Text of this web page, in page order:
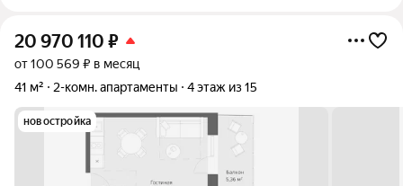
20 970 110 ₽
от 100 569 ₽ в месяц
41 м²
2-комн. апартаменты 4 этаж из 15
новостройка